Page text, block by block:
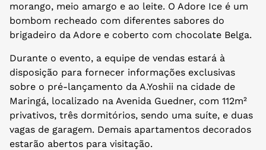
morango, meio amargo e ao leite. O Adore Ice é um
bombom recheado com diferentes sabores do
brigadeiro da Adore e coberto com chocolate Belga.
Durante o evento, a equipe de vendas estará à
disposição para fornecer informações exclusivas
sobre o pré-lançamento da A.Yoshii na cidade de
Maringá, localizado na Avenida Guedner, com 112m²
privativos, três dormitórios, sendo uma suíte, e duas
vagas de garagem. Demais apartamentos decorados
estarão abertos para visitação.